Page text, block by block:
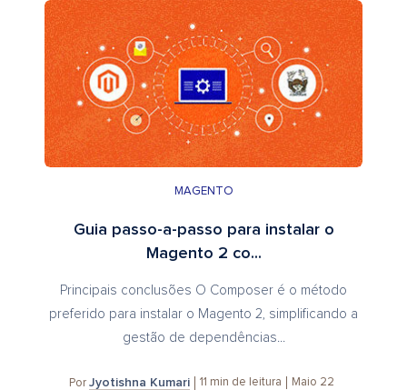
MAGENTO
Guia passo-a-passo para instalar o
Magento 2 co...
Principais conclusões O Composer é o método
preferido para instalar o Magento 2, simplificando a
gestão de dependências...
Por Jyotishna Kumari 11 min de leitura Maio 22